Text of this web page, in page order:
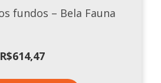
fundos – Bela Fauna
R$614,47